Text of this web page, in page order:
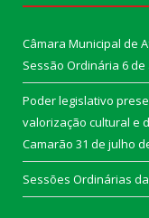
Câmara Municipal de
Sessão Ordinária 6 de
Poder legislativo
valorização cultural e
Camarão 31 de julho
Sessões Ordinárias